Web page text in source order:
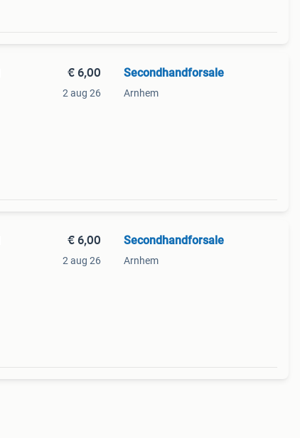
€ 6,00
2 aug 26
Secondhandforsale
Arnhem
€ 6,00
2 aug 26
Secondhandforsale
Arnhem